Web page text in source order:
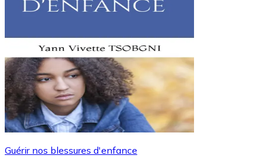
Guérir nos blessures d'enfance